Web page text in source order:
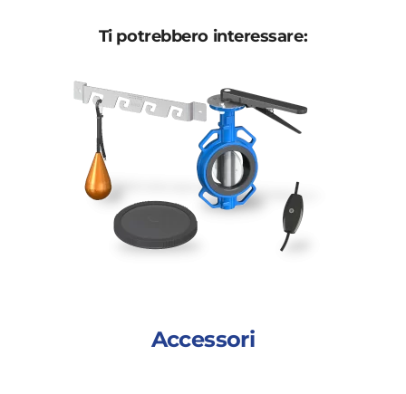
Ti potrebbero interessare:
Accessori